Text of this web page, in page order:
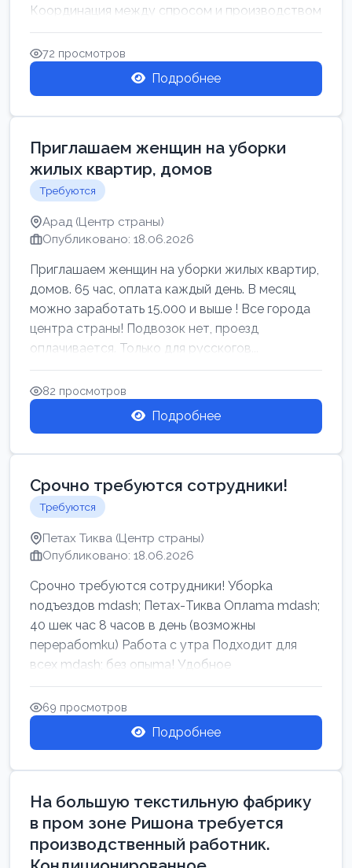
Координация между спросом и производством
для обеспечения своевр...
72 просмотров
Подробнее
Приглашаем женщин на уборки
жилых квартир, домов
Требуются
Арад (Центр страны)
Опубликовано: 18.06.2026
Приглашаем женщин на уборки жилых квартир,
домов. 65 час, оплата каждый день. В месяц
можно заработать 15.000 и выше ! Все города
центра страны! Подвозок нет, проезд
оплачивается. Только для русскогов...
82 просмотров
Подробнее
Срочно требуются сотрудники!
Требуются
Петах Тиква (Центр страны)
Опубликовано: 18.06.2026
Срочно требуются сотрудники! Убоpkа
noдъездов mdash; Петах-Тиква Оплаma mdash;
40 шек час 8 часов в день (возможны
перерабоmku) Работа с утpa Подходит для
всех mdash; без опыma! Удобное
раcnoложение Н...
69 просмотров
Подробнее
На большую текстильную фабрику
в пром зоне Ришона требуется
производственный работник.